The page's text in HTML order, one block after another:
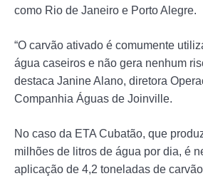
como Rio de Janeiro e Porto Alegre.
“O carvão ativado é comumente
água caseiros e não gera nenhum
destaca Janine Alano, diretora
Companhia Águas de Joinville.
No caso da ETA Cubatão, que
milhões de litros de água por dia, é
aplicação de 4,2 toneladas de